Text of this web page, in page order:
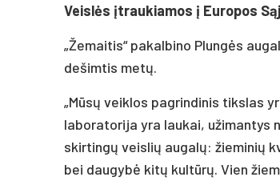
Veislės įtraukiamos į Europos
„Žemaitis“ pakalbino Plungės
dešimtis metų.
„Mūsų veiklos pagrindinis tikslas
laboratorija yra laukai, užimantys
skirtingų veislių augalų: žieminių
bei daugybė kitų kultūrų. Vien